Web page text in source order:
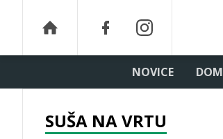
NOVICE DOM
SUŠA NA VRTU